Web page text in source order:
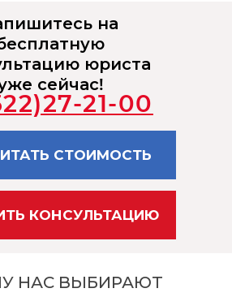
на
юриста
сейчас!
21-00
СТОИМОСТЬ
КОНСУЛЬТАЦИЮ
НАС ВЫБИРАЮТ